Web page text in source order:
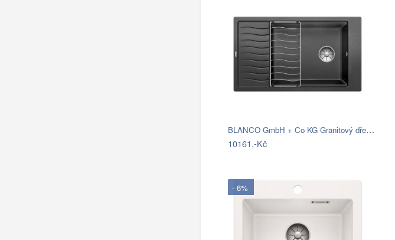
BLANCO GmbH + Co KG Granitový dřez…
10161,-Kč
- 6%